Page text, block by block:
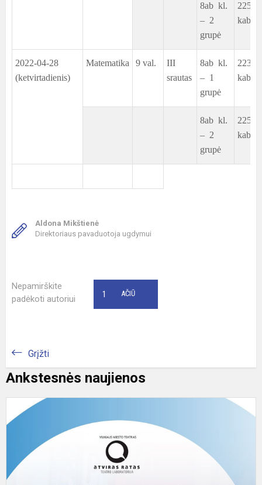
8ab kl.
– 2
grupė
225
kab.
2022-04-28
(ketvirtadienis)
Matematika 9 val.
III
srautas
8ab kl.
– 1
grupė
223
kab.
8ab kl.
– 2
grupė
225
kab.
Aldona Mikštienė
Direktoriaus pavaduotoja ugdymui
Nepamirškite
padėkoti autoriui
AČIŪ
1
Grįžti
Ankstesnės naujienos